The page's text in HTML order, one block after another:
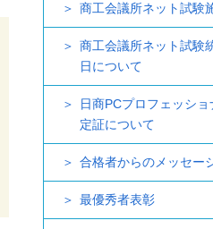
商工会議所ネット試験
商工会議所ネット試験
日について
日商PCプロフェッショ
定証について
合格者からのメッセー
最優秀者表彰